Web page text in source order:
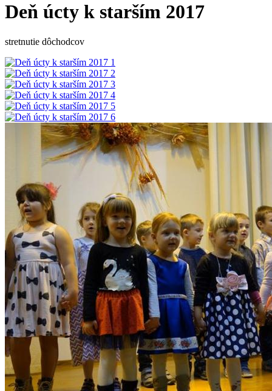
Deň úcty k starším 2017
stretnutie dôchodcov